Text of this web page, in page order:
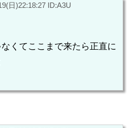
日)22:18:27 ID:A3U
くてここまで来たら正直に